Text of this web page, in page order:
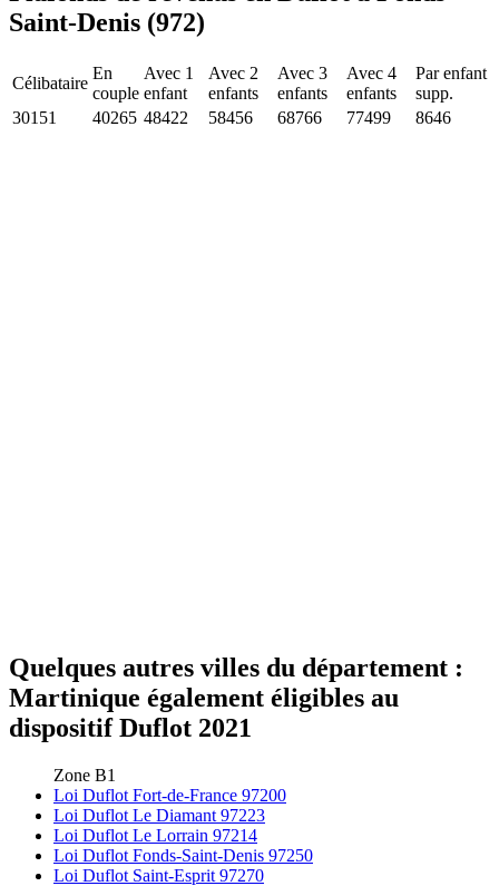
Saint-Denis (972)
Célibataire
En
couple
Avec 1
enfant
Avec 2
enfants
Avec 3
enfants
Avec 4
enfants
Par enfant
supp.
30151
40265 48422 58456 68766 77499 8646
Quelques autres villes du département :
Martinique également éligibles au
dispositif Duflot 2021
Zone B1
Loi Duflot Fort-de-France 97200
Loi Duflot Le Diamant 97223
Loi Duflot Le Lorrain 97214
Loi Duflot Fonds-Saint-Denis 97250
Loi Duflot Saint-Esprit 97270